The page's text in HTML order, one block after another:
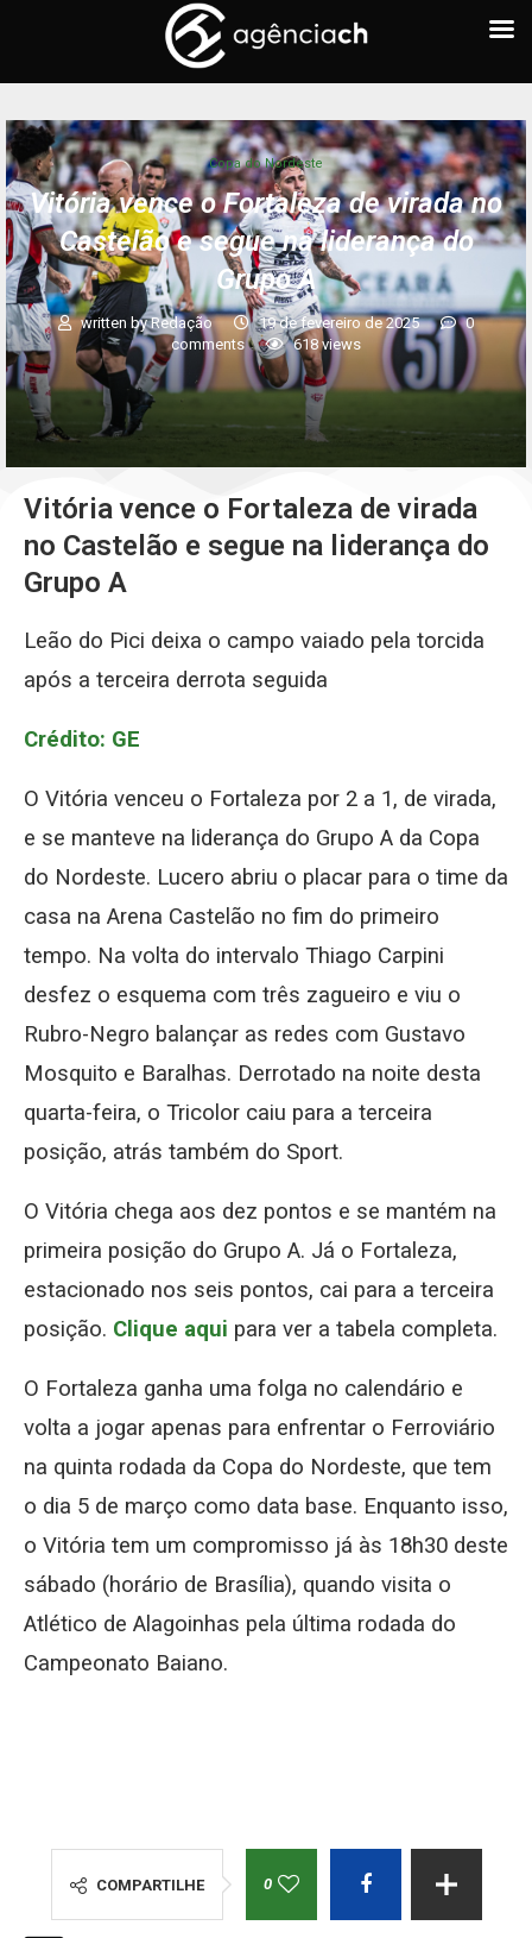
Copa do Nordeste
Vitória vence o Fortaleza de virada no
Castelão e segue na liderança do
Grupo A
written byRedação 19 de fevereiro de 2025
0
comments
618views
Vitória vence o Fortaleza de virada
no Castelão e segue na liderança do
Grupo A
Leão do Pici deixa o campo vaiado pela torcida
após a terceira derrota seguida
Crédito: GE
O Vitória venceu o Fortaleza por 2 a 1, de virada,
e se manteve na liderança do Grupo A da Copa
do Nordeste. Lucero abriu o placar para o time da
casa na Arena Castelão no fim do primeiro
tempo. Na volta do intervalo Thiago Carpini
desfez o esquema com três zagueiro e viu o
Rubro-Negro balançar as redes com Gustavo
Mosquito e Baralhas. Derrotado na noite desta
quarta-feira, o Tricolor caiu para a terceira
posição, atrás também do Sport.
O Vitória chega aos dez pontos e se mantém na
primeira posição do Grupo A. Já o Fortaleza,
estacionado nos seis pontos, cai para a terceira
posição. Clique aqui para ver a tabela completa.
O Fortaleza ganha uma folga no calendário e
volta a jogar apenas para enfrentar o Ferroviário
na quinta rodada da Copa do Nordeste, que tem
o dia 5 de março como data base. Enquanto isso,
o Vitória tem um compromisso já às 18h30 deste
sábado (horário de Brasília), quando visita o
Atlético de Alagoinhas pela última rodada do
Campeonato Baiano.
COMPARTILHE 0